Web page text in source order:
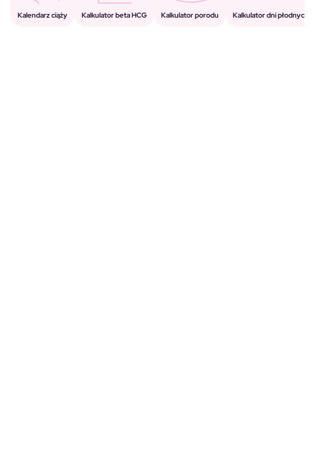
Kalendarz ciąży Kalkulator beta HCG Kalkulator porodu Kalkulator dni płodnych